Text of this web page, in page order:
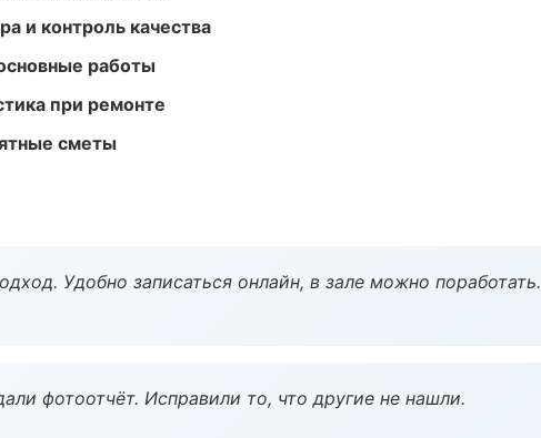
и контроль качества
работы
при ремонте
сметы
Удобно записаться онлайн, в зале можно поработать.
фотоотчёт. Исправили то, что другие не нашли.